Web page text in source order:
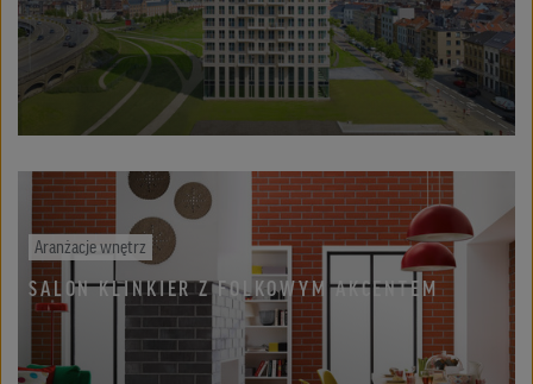
Aranżacje wnętrz
SALON KLINKIER Z FOLKOWYM AKCENTEM